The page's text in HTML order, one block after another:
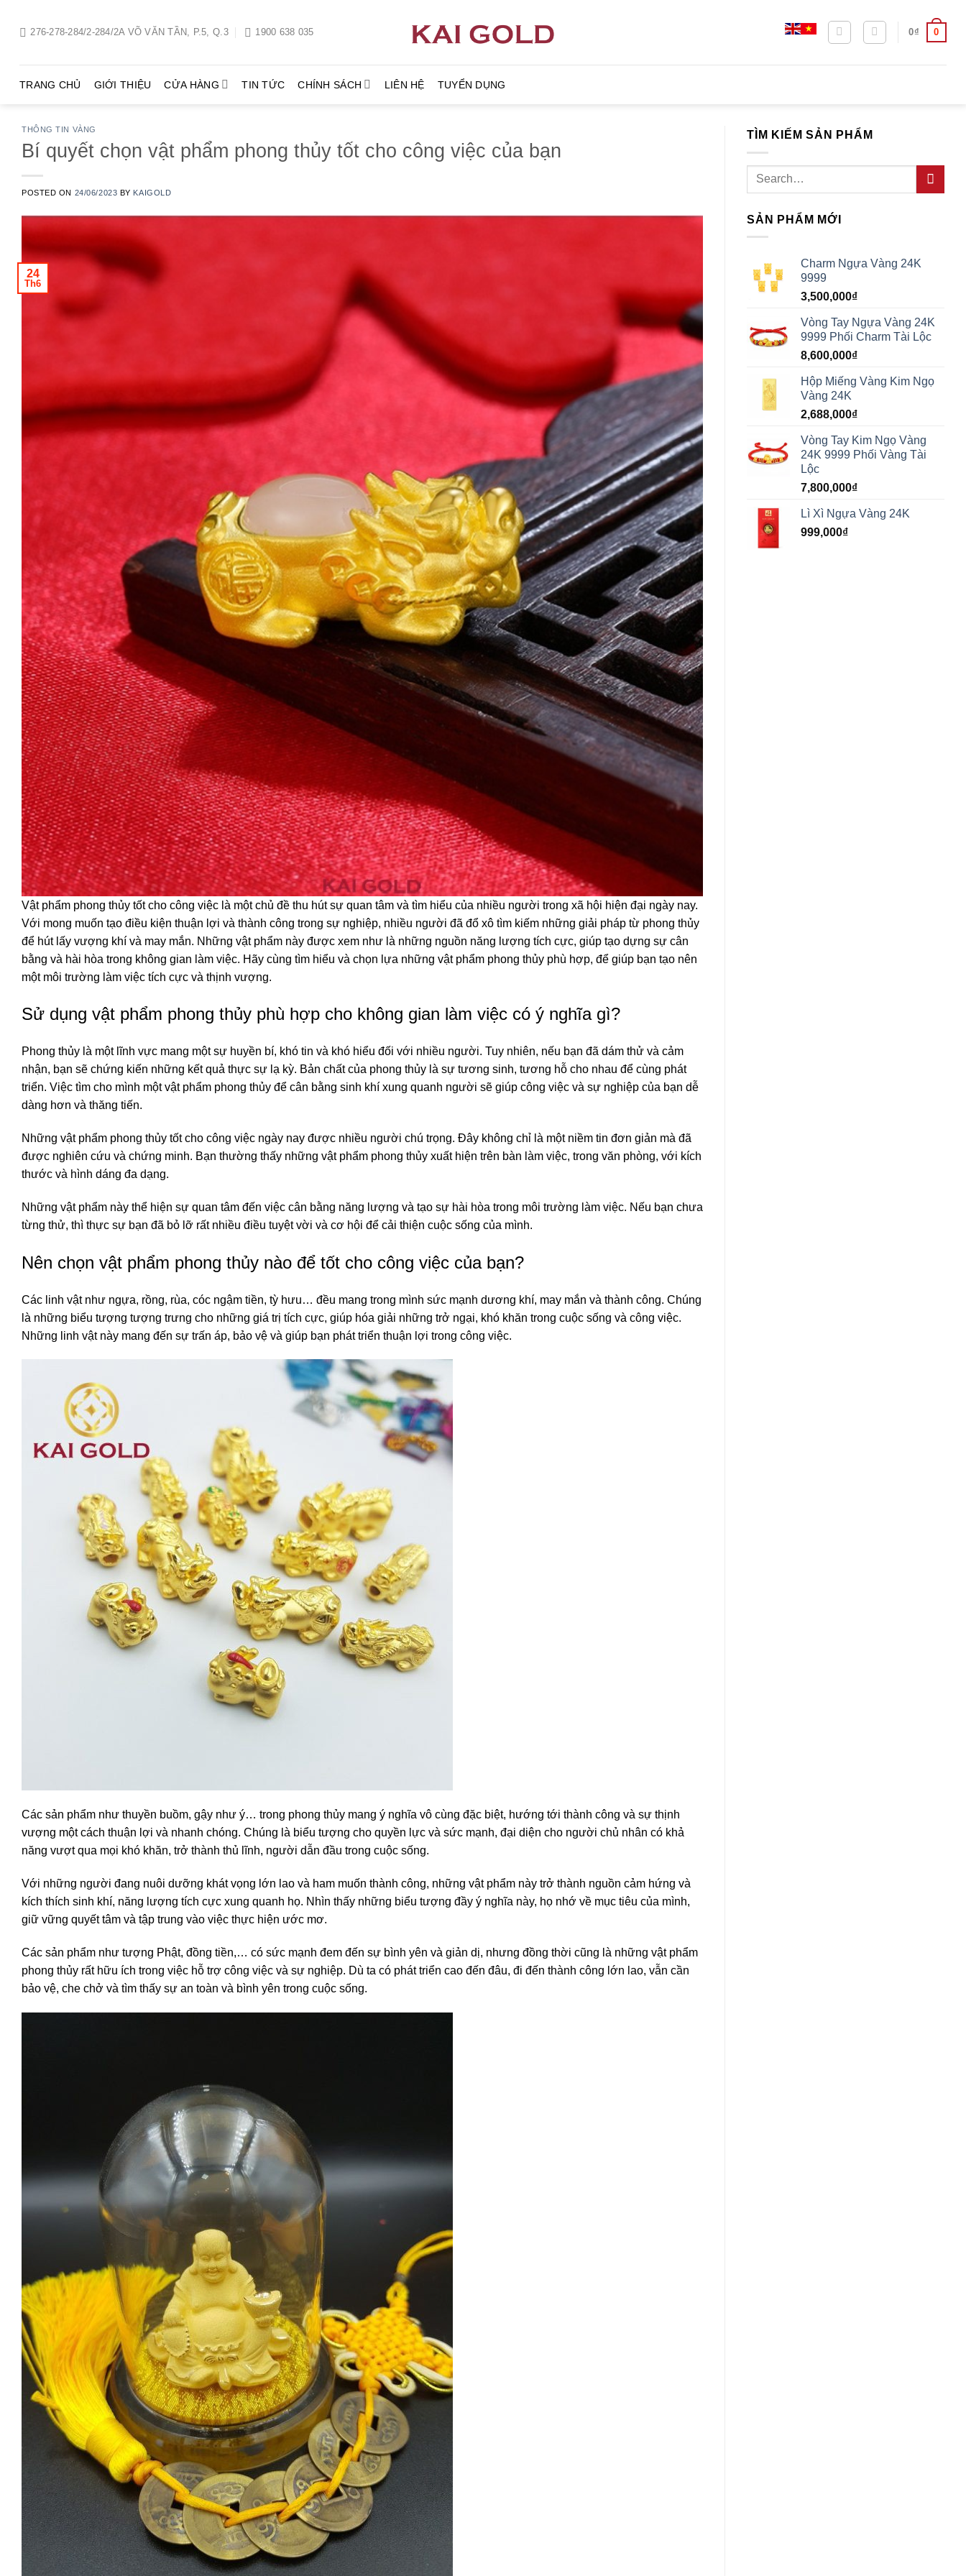
dung
276-278-284/2-284/2A VÕ VĂN TẦN, P.5, Q.3 1900 638 035 0₫ 0
TRANG CHỦ GIỚI THIỆU CỬA HÀNG TIN TỨC CHÍNH SÁCH LIÊN HỆ TUYỂN DỤNG
THÔNG TIN VÀNG
Bí quyết chọn vật phẩm phong thủy tốt cho công việc của bạn
POSTED ON 24/06/2023 BY KAIGOLD
24
Th6
Vật phẩm phong thủy tốt cho công việc là một chủ đề thu hút sự quan tâm và tìm hiểu của nhiều người trong xã hội hiện đại ngày nay.
Với mong muốn tạo điều kiện thuận lợi và thành công trong sự nghiệp, nhiều người đã đổ xô tìm kiếm những giải pháp từ phong thủy
để hút lấy vượng khí và may mắn. Những vật phẩm này được xem như là những nguồn năng lượng tích cực, giúp tạo dựng sự cân
bằng và hài hòa trong không gian làm việc. Hãy cùng tìm hiểu và chọn lựa những vật phẩm phong thủy phù hợp, để giúp bạn tạo nên
một môi trường làm việc tích cực và thịnh vượng.
Sử dụng vật phẩm phong thủy phù hợp cho không gian làm việc có ý nghĩa gì?
Phong thủy là một lĩnh vực mang một sự huyền bí, khó tin và khó hiểu đối với nhiều người. Tuy nhiên, nếu bạn đã dám thử và cảm
nhận, bạn sẽ chứng kiến những kết quả thực sự lạ kỳ. Bản chất của phong thủy là sự tương sinh, tương hỗ cho nhau để cùng phát
triển. Việc tìm cho mình một vật phẩm phong thủy để cân bằng sinh khí xung quanh người sẽ giúp công việc và sự nghiệp của bạn dễ
dàng hơn và thăng tiến.
Những vật phẩm phong thủy tốt cho công việc ngày nay được nhiều người chú trọng. Đây không chỉ là một niềm tin đơn giản mà đã
được nghiên cứu và chứng minh. Bạn thường thấy những vật phẩm phong thủy xuất hiện trên bàn làm việc, trong văn phòng, với kích
thước và hình dáng đa dạng.
Những vật phẩm này thể hiện sự quan tâm đến việc cân bằng năng lượng và tạo sự hài hòa trong môi trường làm việc. Nếu bạn chưa
từng thử, thì thực sự bạn đã bỏ lỡ rất nhiều điều tuyệt vời và cơ hội để cải thiện cuộc sống của mình.
Nên chọn vật phẩm phong thủy nào để tốt cho công việc của bạn?
Các linh vật như ngựa, rồng, rùa, cóc ngậm tiền, tỳ hưu… đều mang trong mình sức mạnh dương khí, may mắn và thành công. Chúng
là những biểu tượng tượng trưng cho những giá trị tích cực, giúp hóa giải những trở ngại, khó khăn trong cuộc sống và công việc.
Những linh vật này mang đến sự trấn áp, bảo vệ và giúp bạn phát triển thuận lợi trong công việc.
Các sản phẩm như thuyền buồm, gậy như ý… trong phong thủy mang ý nghĩa vô cùng đặc biệt, hướng tới thành công và sự thịnh
vượng một cách thuận lợi và nhanh chóng. Chúng là biểu tượng cho quyền lực và sức mạnh, đại diện cho người chủ nhân có khả
năng vượt qua mọi khó khăn, trở thành thủ lĩnh, người dẫn đầu trong cuộc sống.
Với những người đang nuôi dưỡng khát vọng lớn lao và ham muốn thành công, những vật phẩm này trở thành nguồn cảm hứng và
kích thích sinh khí, năng lượng tích cực xung quanh họ. Nhìn thấy những biểu tượng đầy ý nghĩa này, họ nhớ về mục tiêu của mình,
giữ vững quyết tâm và tập trung vào việc thực hiện ước mơ.
Các sản phẩm như tượng Phật, đồng tiền,… có sức mạnh đem đến sự bình yên và giản dị, nhưng đồng thời cũng là những vật phẩm
phong thủy rất hữu ích trong việc hỗ trợ công việc và sự nghiệp. Dù ta có phát triển cao đến đâu, đi đến thành công lớn lao, vẫn cần
bảo vệ, che chở và tìm thấy sự an toàn và bình yên trong cuộc sống.
TÌM KIẾM SẢN PHẨM
Search
SẢN PHẨM MỚI
Charm Ngựa Vàng 24K
9999
3,500,000₫
Vòng Tay Ngựa Vàng 24K
9999 Phối Charm Tài Lộc
8,600,000₫
Hộp Miếng Vàng Kim Ngọ
Vàng 24K
2,688,000₫
Vòng Tay Kim Ngọ Vàng
24K 9999 Phối Vàng Tài
Lộc
7,800,000₫
Lì Xì Ngựa Vàng 24K
999,000₫